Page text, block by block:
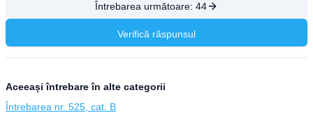
Întrebarea următoare: 44
Verifică răspunsul
Aceeași întrebare în alte categorii
Întrebarea nr. 525, cat. B